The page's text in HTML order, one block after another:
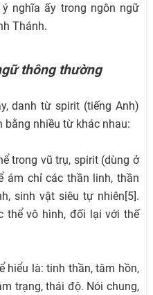
nghĩa ấy trong ngôn ngữ
Thánh.
thông thường
danh từ spirit (tiếng Anh)
bằng nhiều từ khác nhau:
trong vũ trụ, spirit (dùng ở
ám chỉ các thần linh, thần
sinh vật siêu tự nhiên[5].
thể vô hình, đối lại với thế
hiểu là: tinh thần, tâm hồn,
trạng, thái độ. Nói chung,